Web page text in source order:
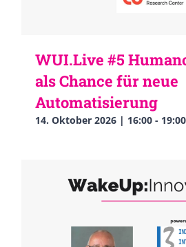
WUI.Live #5
als Chance für neue
Automatisierung
14. Oktober 2026 | 16:00 - 19:00